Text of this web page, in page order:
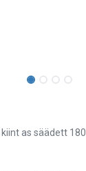
as säädett